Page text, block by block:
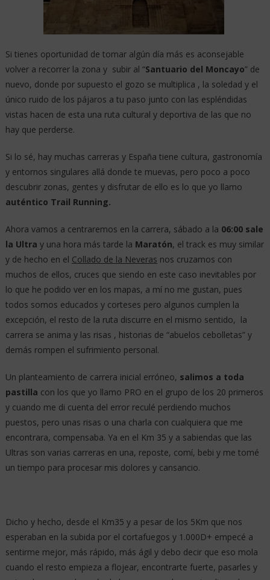
Si tienes oportunidad de tomar algún día más es aconsejable
volver a recorrer la zona y subir al “Santuario del Moncayo” de
nuevo, donde por supuesto el gozo se multiplica , la soledad y el
único ruido de los pájaros a tu paso junto con las espléndidas
vistas hacen de esta una ruta cultural y deportiva de las que no
hay que perderse.
Si lo sé, hay muchas carreras y España tiene cultura, gastronomía
y entornos singulares allá donde te muevas, pero poco a poco
descubrir zonas, gentes y disfrutar de ello es lo que yo llamo
auténtico Trail Running.
Ahora vamos a centraremos en la carrera, sábado a la 06:00 sale
la Ultra y una hora más tarde la Maratón, el track es muy similar
y de hecho en el Collado de la Neveras nos cruzamos con
muchos de ellos, cruces que siendo en este caso inevitables por
lo que he podido ver en los mapas, a mí no me gustan, pues
todos somos educados y corteses pero algunos cumplen la
excepción, el resto de la ruta discurre en el mismo sentido, la
carrera se anima y las risas , historias de “abuelos cebolletas” y
demás rompen el sufrimiento personal.
Un planteamiento de carrera inicial erróneo, salimos a toda
pastilla con los que yo llamo PRO en el grupo de los 20 primeros
y cuando me di cuenta del error reculé perdiendo muchos
puestos, pero unas risas o una charla con cualquiera que me
encontrara, compensaba. Ya en el Km 35 y a sabiendas que las
Ultras son varias carreras en una, reposte, comí, bebi y me tomé
un tiempo para procesar mis dolores y cansancio.
Dicho y hecho, desde el Km35 y a pesar de los 5Km que nos
esperaban en la subida por el cortafuegos y 1.000D+ empecé a
sentirme mejor, más rápido, más ágil y debo decir que eso mola
cuando el resto empieza a flojear, encontrarte fuerte, pasarles y